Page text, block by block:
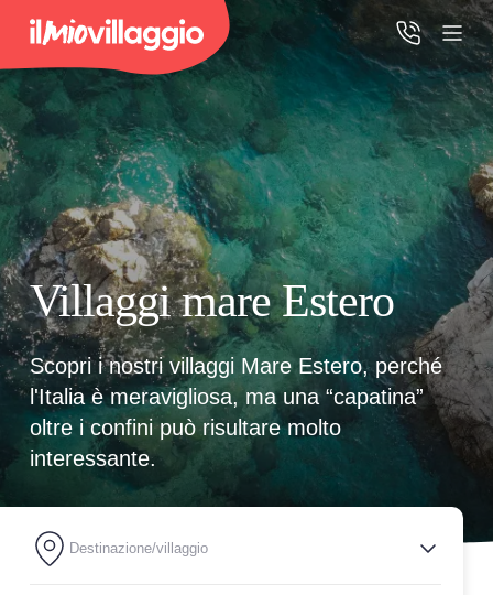
Home
Promo Speciali
Destinazioni
IMV Club
La tua area riservata
Accedi alla tua area riservata per vedere i tuoi preventivi e le
tue pratiche, gestire i pagamenti e scaricare i tuoi documenti
Accedi / Registrati
Villaggi mare Estero
Scopri i nostri villaggi Mare Estero, perché
l'Italia è meravigliosa, ma una “capatina”
oltre i confini può risultare molto
interessante.
Destinazione/villaggio